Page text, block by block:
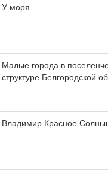
У моря
Малые города в
структуре Белгородской
Владимир Красное